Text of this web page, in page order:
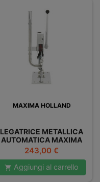
MAXIMA HOLLAND
LEGATRICE METALLICA
AUTOMATICA MAXIMA
Prezzo
243,00 €
 Aggiungi al carrello